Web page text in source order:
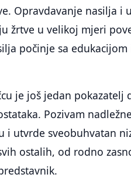
Opravdavanje nasilja i
žrtve u velikoj mjeri
počinje sa
je još jedan pokazatelj
Pozivam
i utvrde sveobuhvatan
ostalih, od rodno